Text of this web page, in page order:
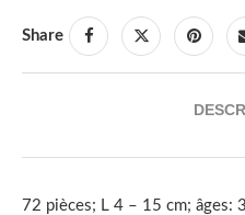
Share
72 pièces; L 4 – 15 cm; âges: